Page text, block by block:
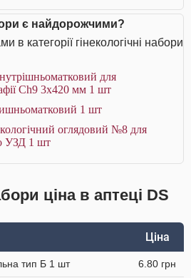
є найдорожчими?
категорії гінекологічні набори
для
Ch9 3x420 мм 1 шт
1 шт
оглядовий №8 для
УЗД 1 шт
ціна в аптеці DS
Ціна
тип Б 1 шт 6.80 грн